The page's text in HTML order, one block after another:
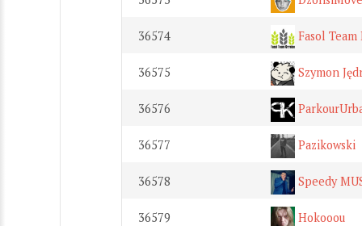
36574 Fasol
36575 Szymon
36576
36577 Pazikowski
36578 Speedy
36579 Hokooou